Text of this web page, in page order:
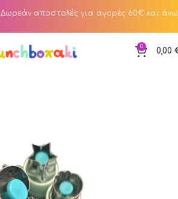
Δωρεάν αποστολές για αγορές 60€ και άνω
0 0,00